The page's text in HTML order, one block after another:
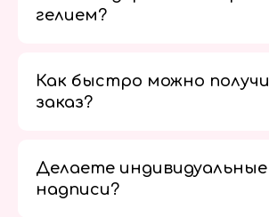
гелием?
Как быстро можно
заказ?
Делаете индивидуальные
надписи?